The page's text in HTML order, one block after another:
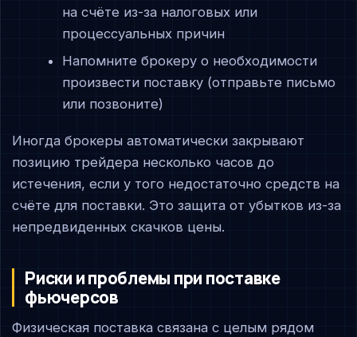
на счёте из-за налоговых или
процессуальных причин
Напомните брокеру о необходимости
произвести поставку (отправьте письмо
или позвоните)
Иногда брокеры автоматически закрывают
позицию трейдера несколько часов до
истечения, если у того недостаточно средств на
счёте для поставки. Это защита от убытков из-за
непредвиденных скачков цены.
Риски и проблемы при поставке
фьючерсов
Физическая поставка связана с целым рядом